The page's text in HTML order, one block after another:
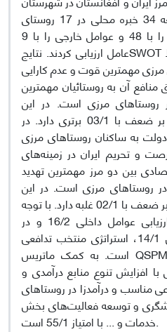
تربت‌جام است. در این مطالعه 34 خبره محلی در 17 روستای
مرزی، ماتریس عوامل داخلی را با 48 و عوامل خارجی را با 9
عامل ارزیابی کردند. نتایجSWOT نشان داد برخورداری از شرایط
مهمترین قوت و عدم کارایی
منافع آن به روستائیان مهمترین
مرزی است. در این
ماتریس نقاط قوت با 13/2 بر ضعف با 03/1 برتری دارد. در
به ساکنان روستاهای مرزی
و تحریم ایران در زمینه‌های
بین دو مرز مهمترین تهدید
روستاهای مرزی است. در این
ماتریس نقاط فرصت با 12/1 بر ضعف با 02/1 غلبه دارد. با توجه
به امتیاز نهایی در ماتریس ارزیابی عوامل داخلی 16/2 و در
ماتریس ارزیابی عوامل خارجی 14/1، استراتژی منتخب تدافعی
است. به کمک ماتریس QSPM در بین هفت استراتژی‌های
با افزایش تنوع منابع درآمدی و
مناسب و درآمدزا در روستاهای
و توسعه فعالیت‌های بخش
خدمات و ... با امتیاز 55/1 است.